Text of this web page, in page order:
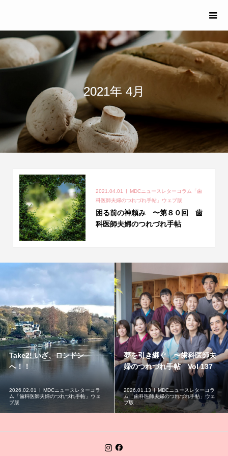
2021年 4月
2021.04.01
MDCニュースレターコラム「歯
科医師夫婦のつれづれ手帖」ウェブ版
困る前の神頼み 〜第８０回 歯
科医師夫婦のつれづれ手帖
Take2! いざ、ロンドン
へ！！
2026.02.01
MDCニュースレターコラ
ム「歯科医師夫婦のつれづれ手帖」ウェ
ブ版
夢を引き継ぐ 〜歯科医師夫
婦のつれづれ手帖 Vol 137
2026.01.13
MDCニュースレターコラ
ム「歯科医師夫婦のつれづれ手帖」ウェ
ブ版